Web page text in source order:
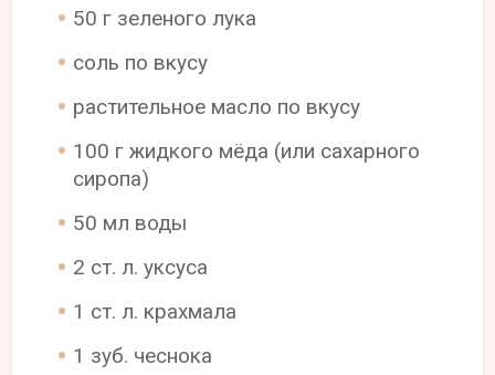
50 г зеленого лука
соль по вкусу
растительное масло по вкусу
100 г жидкого мёда (или сахарного
сиропа)
50 мл воды
2 ст. л. уксуса
1 ст. л. крахмала
1 зуб. чеснока